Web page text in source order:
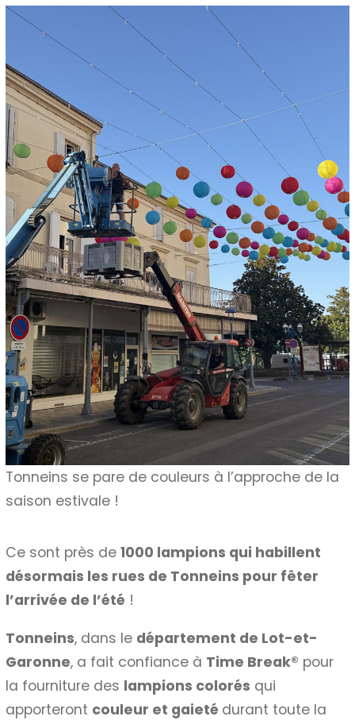
Tonneins se pare de couleurs à l’approche de la
saison estivale !
Ce sont près de1000 lampions qui habillent
désormais les rues de Tonneins pour fêter
l’arrivée de l’été !
Tonneins, dans le département de Lot-et-
Garonne, a fait confiance à Time Break® pour
la fourniture des lampions colorés qui
apporteront couleur et gaieté durant toute la